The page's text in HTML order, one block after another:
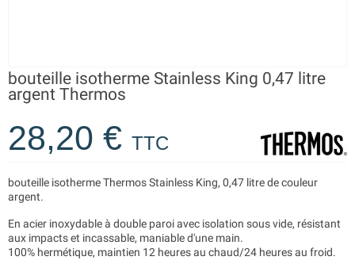
bouteille isotherme Stainless King 0,47 litre
argent Thermos
28,20 € TTC
bouteille isotherme Thermos Stainless King, 0,47 litre de couleur
argent.
En acier inoxydable à double paroi avec isolation sous vide, résistant
aux impacts et incassable, maniable d'une main.
100% hermétique, maintien 12 heures au chaud/24 heures au froid.